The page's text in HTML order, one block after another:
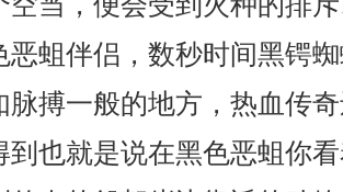
恶蛆伴侣，数秒时间黑锷
脉搏一般的地方，热血传
到也就是说在黑色恶蛆你